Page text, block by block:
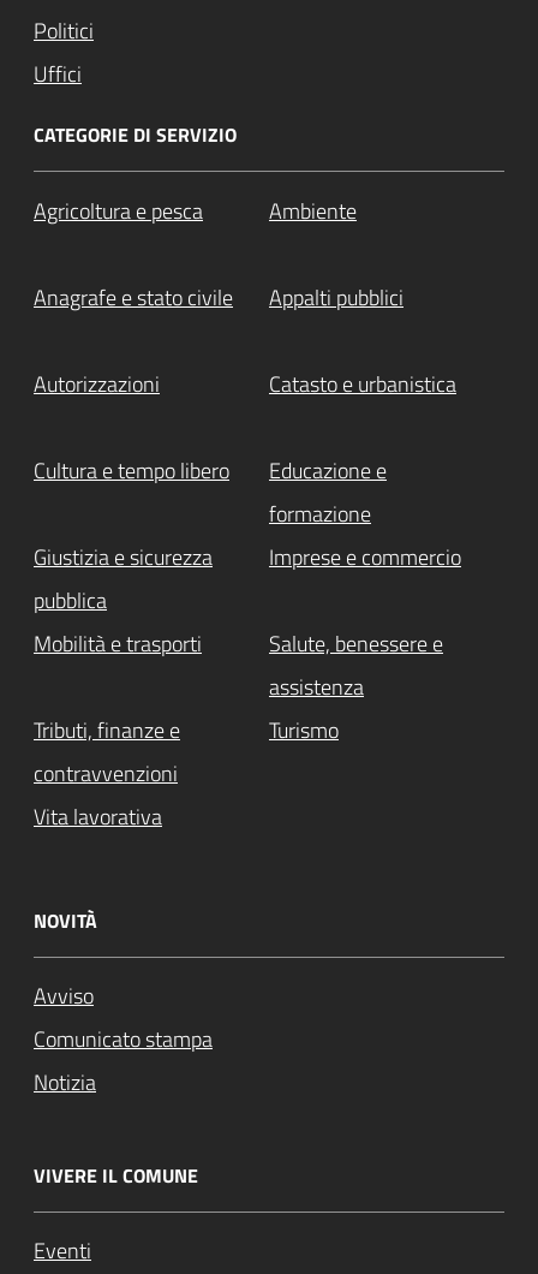
Politici
Uffici
CATEGORIE DI SERVIZIO
Agricoltura e pesca Ambiente
Anagrafe e stato civile Appalti pubblici
Autorizzazioni Catasto e urbanistica
Cultura e tempo libero
Educazione e
formazione
Giustizia e sicurezza
pubblica
Imprese e commercio
Mobilità e trasporti
Salute, benessere e
assistenza
Tributi, finanze e
contravvenzioni
Turismo
Vita lavorativa
NOVITÀ
Avviso
Comunicato stampa
Notizia
VIVERE IL COMUNE
Eventi